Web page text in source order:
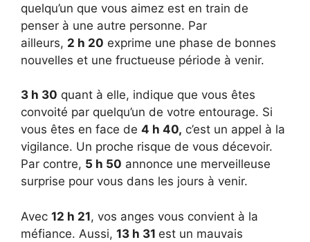
quelqu’un que vous aimez est en train de
penser à une autre personne. Par
ailleurs, 2 h 20 exprime une phase de bonnes
nouvelles et une fructueuse période à venir.
3 h 30 quant à elle, indique que vous êtes
convoité par quelqu’un de votre entourage. Si
vous êtes en face de 4 h 40, c’est un appel à la
vigilance. Un proche risque de vous décevoir.
Par contre, 5 h 50 annonce une merveilleuse
surprise pour vous dans les jours à venir.
Avec 12 h 21, vos anges vous convient à la
méfiance. Aussi, 13 h 31 est un mauvais